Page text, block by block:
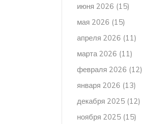
июня 2026 (15)
мая 2026 (15)
апреля 2026 (11)
марта 2026 (11)
февраля 2026 (12)
января 2026 (13)
декабря 2025 (12)
ноября 2025 (15)